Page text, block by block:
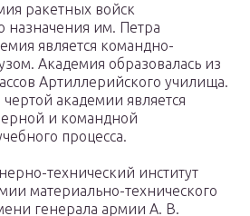
ракетных войск
назначения им. Петра
является командно-
Академия образовалась из
Артиллерийского училища.
академии является
и командной
процесса.
технический институт
материально-технического
генерала армии А. В.